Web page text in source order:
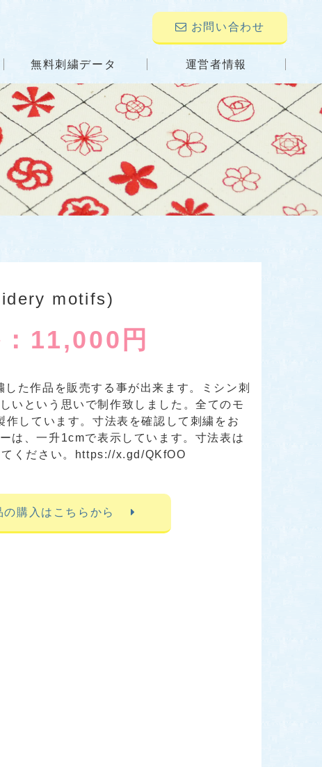
お問い合わせ
無料刺繍データ 運営者情報
motifs)
11,000円
た作品を販売する事が出来ます。ミシン刺
いという思いで制作致しました。全てのモ
作しています。寸法表を確認して刺繍をお
は、一升1cmで表示しています。寸法表は
ください。https://x.gd/QKfOO
の購入はこちらから